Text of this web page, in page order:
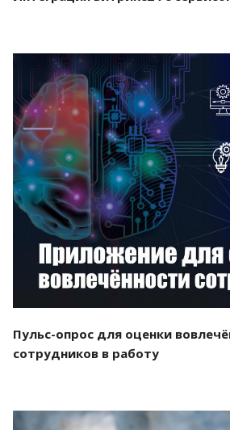
Смотреть проект
Пульс-опрос для оценки
сотрудников в работу